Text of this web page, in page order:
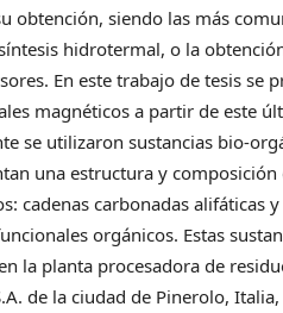
obtención, siendo las más
hidrotermal, o la
En este trabajo de tesis se
magnéticos a partir de este
se utilizaron sustancias bio-
una estructura y
cadenas carbonadas alifáticas
orgánicos. Estas
la planta procesadora de
de la ciudad de Pinerolo,